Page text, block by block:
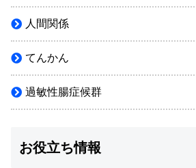
人間関係
てんかん
過敏性腸症候群
お役立ち情報